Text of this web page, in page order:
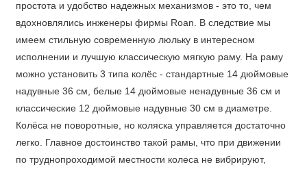
простота и удобство надежных механизмов - это то, чем
вдохновлялись инженеры фирмы Roan. В следствие мы
имеем стильную современную люльку в интересном
исполнении и лучшую классическую мягкую раму. На раму
можно установить 3 типа колёс - стандартные 14 дюймовые
надувные 36 см, белые 14 дюймовые ненадувные 36 см и
классические 12 дюймовые надувные 30 см в диаметре.
Колёса не поворотные, но коляска управляется достаточно
легко. Главное достоинство такой рамы, что при движении
по труднопроходимой местности колеса не вибрируют,